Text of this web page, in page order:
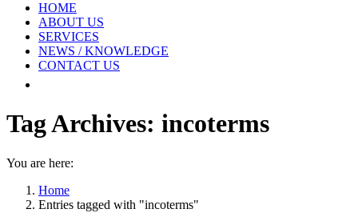
HOME
ABOUT US
SERVICES
NEWS / KNOWLEDGE
CONTACT US
Tag Archives: incoterms
You are here:
Home
Entries tagged with "incoterms"